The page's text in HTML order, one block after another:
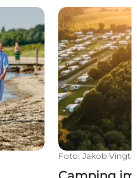
Camping im
Foto: Jakob